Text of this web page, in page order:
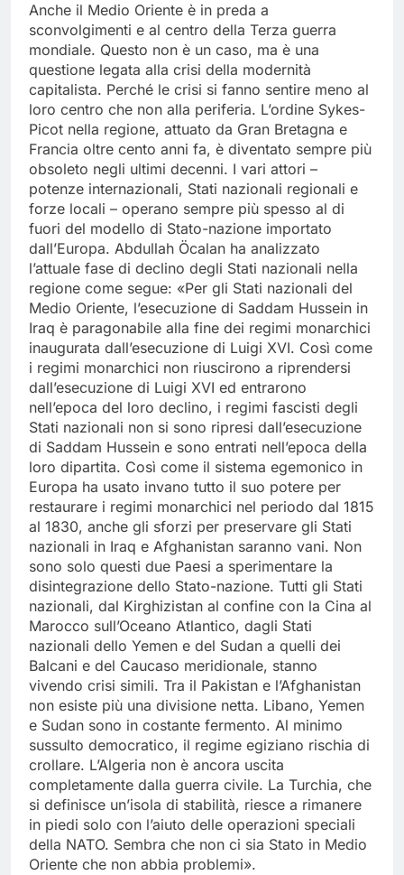
Anche il Medio Oriente è in preda a
sconvolgimenti e al centro della Terza guerra
mondiale. Questo non è un caso, ma è una
questione legata alla crisi della modernità
capitalista. Perché le crisi si fanno sentire meno al
loro centro che non alla periferia. L’ordine Sykes-
Picot nella regione, attuato da Gran Bretagna e
Francia oltre cento anni fa, è diventato sempre più
obsoleto negli ultimi decenni. I vari attori –
potenze internazionali, Stati nazionali regionali e
forze locali – operano sempre più spesso al di
fuori del modello di Stato-nazione importato
dall’Europa. Abdullah Öcalan ha analizzato
l’attuale fase di declino degli Stati nazionali nella
regione come segue: «Per gli Stati nazionali del
Medio Oriente, l’esecuzione di Saddam Hussein in
Iraq è paragonabile alla fine dei regimi monarchici
inaugurata dall’esecuzione di Luigi XVI. Così come
i regimi monarchici non riuscirono a riprendersi
dall’esecuzione di Luigi XVI ed entrarono
nell’epoca del loro declino, i regimi fascisti degli
Stati nazionali non si sono ripresi dall’esecuzione
di Saddam Hussein e sono entrati nell’epoca della
loro dipartita. Così come il sistema egemonico in
Europa ha usato invano tutto il suo potere per
restaurare i regimi monarchici nel periodo dal 1815
al 1830, anche gli sforzi per preservare gli Stati
nazionali in Iraq e Afghanistan saranno vani. Non
sono solo questi due Paesi a sperimentare la
disintegrazione dello Stato-nazione. Tutti gli Stati
nazionali, dal Kirghizistan al confine con la Cina al
Marocco sull’Oceano Atlantico, dagli Stati
nazionali dello Yemen e del Sudan a quelli dei
Balcani e del Caucaso meridionale, stanno
vivendo crisi simili. Tra il Pakistan e l’Afghanistan
non esiste più una divisione netta. Libano, Yemen
e Sudan sono in costante fermento. Al minimo
sussulto democratico, il regime egiziano rischia di
crollare. L’Algeria non è ancora uscita
completamente dalla guerra civile. La Turchia, che
si definisce un’isola di stabilità, riesce a rimanere
in piedi solo con l’aiuto delle operazioni speciali
della NATO. Sembra che non ci sia Stato in Medio
Oriente che non abbia problemi».